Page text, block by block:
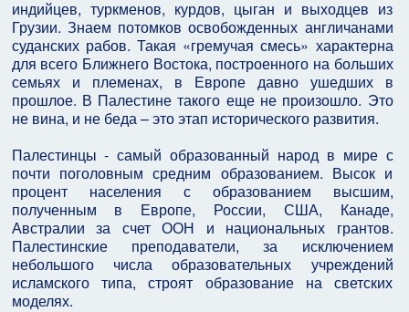
индийцев, туркменов, курдов, цыган и выходцев из
Грузии. Знаем потомков освобожденных англичанами
суданских рабов. Такая «гремучая смесь» характерна
для всего Ближнего Востока, построенного на больших
семьях и племенах, в Европе давно ушедших в
прошлое. В Палестине такого еще не произошло. Это
не вина, и не беда – это этап исторического развития.
Палестинцы - самый образованный народ в мире с
почти поголовным средним образованием. Высок и
процент населения с образованием высшим,
полученным в Европе, России, США, Канаде,
Австралии за счет ООН и национальных грантов.
Палестинские преподаватели, за исключением
небольшого числа образовательных учреждений
исламского типа, строят образование на светских
моделях.